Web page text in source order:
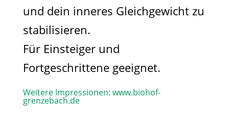
und dein inneres Gleichgewicht zu
stabilisieren.
Für Einsteiger und
Fortgeschrittene geeignet.
Weitere Impressionen: www.biohof-
grenzebach.de